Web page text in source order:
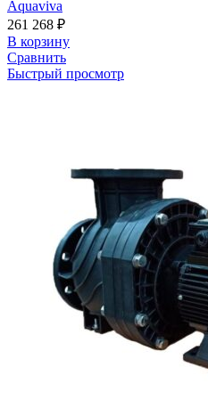
Aquaviva
261 268 ₽
В корзину
Сравнить
Быстрый просмотр